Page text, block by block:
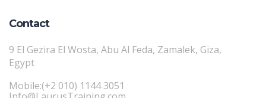
Contact
9 El Gezira El Wosta, Abu Al Feda, Zamalek, Giza,
Egypt
Mobile:(+2 010) 1144 3051